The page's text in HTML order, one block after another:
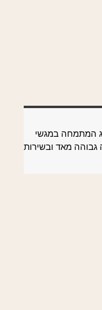
המתמחה במגשי
גבוהה מאד ובשירות